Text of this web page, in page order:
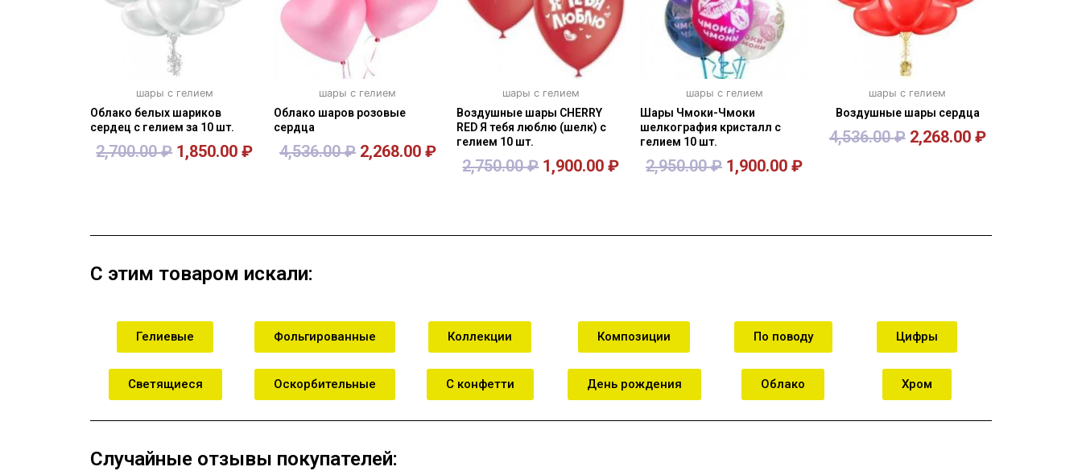
шары с гелием
Облако белых шариков
сердец с гелием за 10 шт.
2,700.00₽ 1,850.00₽
шары с гелием
Облако шаров розовые
сердца
4,536.00₽ 2,268.00 ₽
шары с гелием
Воздушные шары CHERRY
RED Я тебя люблю (шелк) с
гелием 10 шт.
2,750.00₽ 1,900.00₽
шары с гелием
Шары Чмоки-Чмоки
шелкография кристалл с
гелием 10 шт.
2,950.00₽ 1,900.00₽
шары с гелием
Воздушные шары сердца
4,536.00₽ 2,268.00 ₽
С этим товаром искали:
Гелиевые
Светящиеся
Фольгированные
Оскорбительные
Коллекции
С конфетти
Композиции
День рождения
По поводу
Облако
Цифры
Хром
Случайные отзывы покупателей: